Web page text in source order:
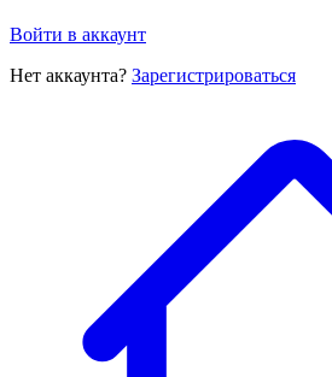
Войти в аккаунт
Нет аккаунта? Зарегистрироваться